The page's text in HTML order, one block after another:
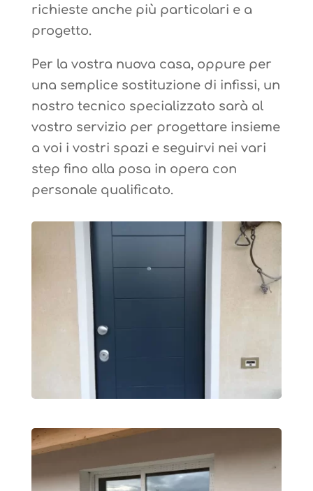
richieste anche più particolari e a
progetto.
Per la vostra nuova casa, oppure per
una semplice sostituzione di infissi, un
nostro tecnico specializzato sarà al
vostro servizio per progettare insieme
a voi i vostri spazi e seguirvi nei vari
step fino alla posa in opera con
personale qualificato.